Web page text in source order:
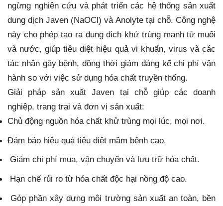
ngừng nghiên cứu và phát triển các hệ thống sản xuất
dung dịch Javen (NaOCl) và Anolyte tại chỗ. Công nghệ
này cho phép tạo ra dung dịch khử trùng mạnh từ muối
và nước, giúp tiêu diệt hiệu quả vi khuẩn, virus và các
tác nhân gây bệnh, đồng thời giảm đáng kể chi phí vận
hành so với việc sử dụng hóa chất truyền thống.
Giải pháp sản xuất Javen tại chỗ giúp các doanh
nghiệp, trang trại và đơn vị sản xuất:
Chủ động nguồn hóa chất khử trùng mọi lúc, mọi nơi.
Đảm bảo hiệu quả tiêu diệt mầm bệnh cao.
Giảm chi phí mua, vận chuyển và lưu trữ hóa chất.
Hạn chế rủi ro từ hóa chất độc hại nồng độ cao.
Góp phần xây dựng môi trường sản xuất an toàn, bền